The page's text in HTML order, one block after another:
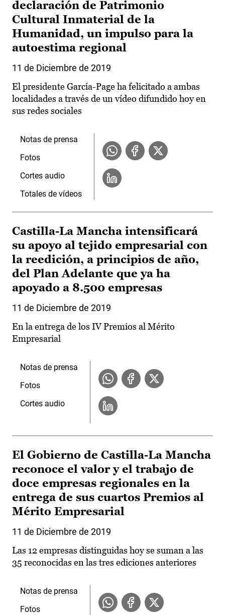
declaración de Patrimonio
Cultural Inmaterial de la
Humanidad, un impulso para la
autoestima regional
11 de Diciembre de 2019
El presidente García-Page ha felicitado a ambas
localidades a través de un vídeo difundido hoy en
sus redes sociales
Notas de prensa
Fotos
Cortes audio
Totales de vídeos
Castilla-La Mancha intensificará
su apoyo al tejido empresarial con
la reedición, a principios de año,
del Plan Adelante que ya ha
apoyado a 8.500 empresas
11 de Diciembre de 2019
En la entrega de los IV Premios al Mérito
Empresarial
Notas de prensa
Fotos
Cortes audio
El Gobierno de Castilla-La Mancha
reconoce el valor y el trabajo de
doce empresas regionales en la
entrega de sus cuartos Premios al
Mérito Empresarial
11 de Diciembre de 2019
Las 12 empresas distinguidas hoy se suman a las
35 reconocidas en las tres ediciones anteriores
Notas de prensa
Fotos